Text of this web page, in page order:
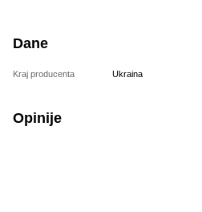
Dane
Kraj producenta Ukraina
Opinije